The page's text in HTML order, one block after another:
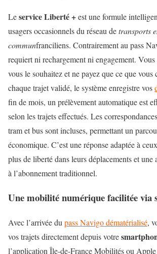
Leservice Liberté +est une formule
usagers occasionnels du réseau detransports
communfranciliens. Contrairement au pass
requiert ni rechargement ni engagement. Vous
vous le souhaitez et ne payez que ce que vous
chaque trajet validé, le système enregistre vos
fin de mois, un prélèvement automatique est
selon les trajets effectués. Les
tram et bus sont incluses, permettant un
économique. C’est une réponse adaptée à
plus de liberté dans leurs déplacements et une
à l’abonnement traditionnel.
Une mobilité numérique facilitée via
Avec l’arrivée du pass Navigo dématérialisé,
vos trajets directement depuis votre
l’application Île-de-France Mobilités ou